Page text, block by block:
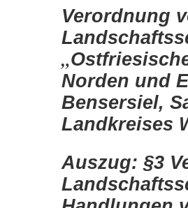
Verordnung
„
Norden und
Bensersiel,
Landkreises
Auszug: §3